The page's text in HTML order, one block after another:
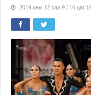
2019 оны 12 сар 9 / 16 цаг